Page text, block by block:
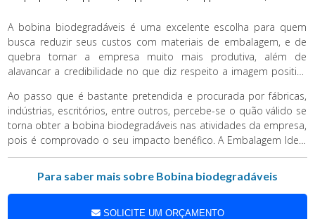
A bobina biodegradáveis é uma excelente escolha para quem
busca reduzir seus custos com materiais de embalagem, e de
quebra tornar a empresa muito mais produtiva, além de
alavancar a credibilidade no que diz respeito a imagem positiva
sustentáveis.
Ao passo que é bastante pretendida e procurada por fábricas,
indústrias, escritórios, entre outros, percebe-se o quão válido se
torna obter a bobina biodegradáveis nas atividades da empresa,
pois é comprovado o seu impacto benéfico. A Embalagem Ideal
trabalha com uma diversificada linha de embalagens plásticas
flexíveis, além da bobina biodegradáveis. Viabiliza em larga
escala o aumento da sua produtividade e proporciona a
redução de custos do seu negócio.
Para saber mais sobre Bobina biodegradáveis
SOLICITE UM ORÇAMENTO